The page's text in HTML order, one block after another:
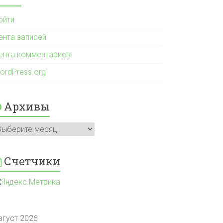
записей
комментариев
Архивы
Счетчики
2026